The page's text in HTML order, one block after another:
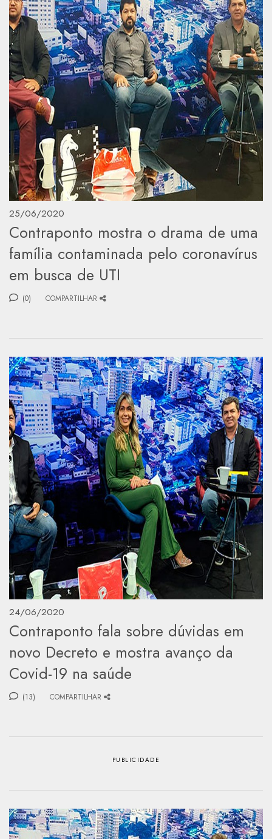
25/06/2020
Contraponto mostra o drama de uma
família contaminada pelo coronavírus
em busca de UTI
(0) COMPARTILHAR
24/06/2020
Contraponto fala sobre dúvidas em
novo Decreto e mostra avanço da
Covid-19 na saúde
(13) COMPARTILHAR